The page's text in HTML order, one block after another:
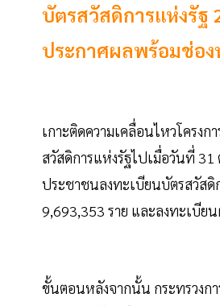
บัตรสวัสดิการแห่งรั
ประกาศผลพร้อมช่อ
เกาะติดความเคลื่อนไหวโครงกา
สวัสดิการแห่งรัฐไปเมื่อวันที่
ประชาชนลงทะเบียนบัตรสวัสดิ
9,693,353 ราย และลงทะเบีย
ขั้นตอนหลังจากนั้น กระทรวงก